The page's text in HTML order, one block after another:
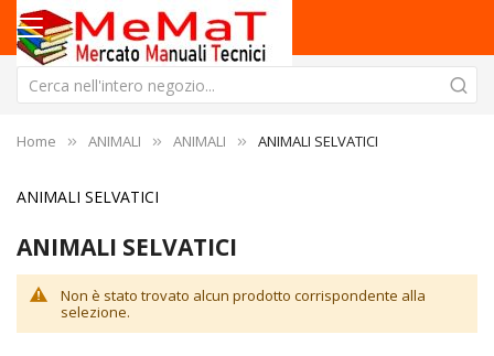
Home ANIMALI ANIMALI ANIMALI SELVATICI
ANIMALI SELVATICI
ANIMALI SELVATICI
Non è stato trovato alcun prodotto corrispondente alla
selezione.